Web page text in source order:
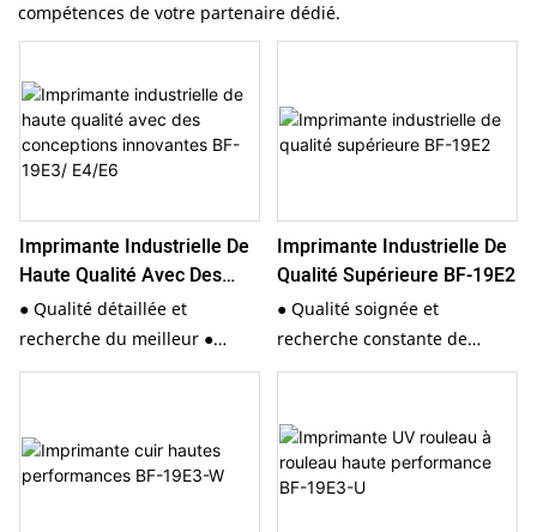
compétences de votre partenaire dédié.
Imprimante Industrielle De
Haute Qualité Avec Des
Conceptions Innovantes BF-
19E3/ E4/E6
● Qualité détaillée et
recherche du meilleur ●
Conception de protection de
d'aspiration ● Réservoir
d'encre CISS 3L
Imprimante Industrielle De
Qualité Supérieure BF-19E2
● Qualité soignée et
recherche constante de
l'excellence ● Conception de
d'impression ● Bouton de
chauffage et d'aspiration
intelligent ● Réservoir